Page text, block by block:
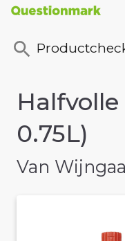
Halfvolle
0.75L)
Van